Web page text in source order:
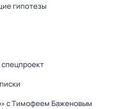
гипотезы
с Тимофеем Баженовым